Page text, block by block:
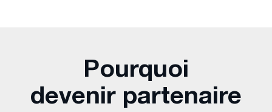
Pourquoi
devenir partenaire